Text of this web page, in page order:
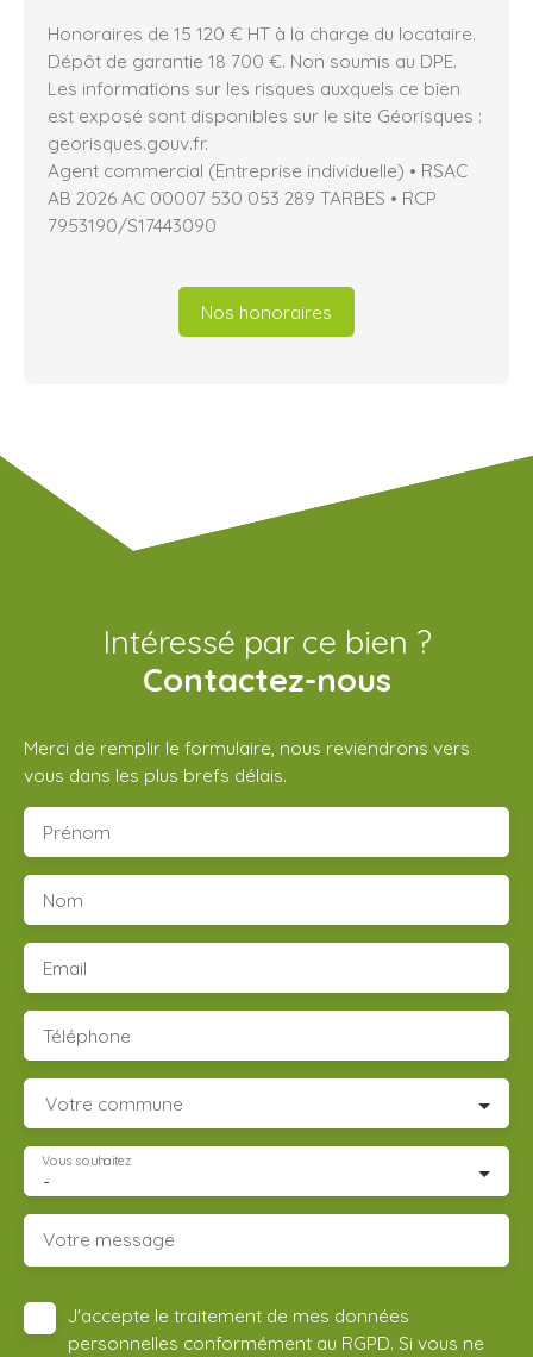
Honoraires de 15 120 € HT à la charge du locataire.
Dépôt de garantie 18 700 €. Non soumis au DPE.
Les informations sur les risques auxquels ce bien
est exposé sont disponibles sur le site Géorisques :
georisques.gouv.fr.
Agent commercial (Entreprise individuelle) • RSAC
AB 2026 AC 00007 530 053 289 TARBES • RCP
7953190/S17443090
Nos honoraires
Intéressé par ce bien ?
Contactez-nous
Merci de remplir le formulaire, nous reviendrons vers
vous dans les plus brefs délais.
Prénom
Nom
Email
Téléphone
Votre commune
-
Vous souhaitez
Votre message
J'accepte le traitement de mes données
personnelles conformément au RGPD. Si vous ne